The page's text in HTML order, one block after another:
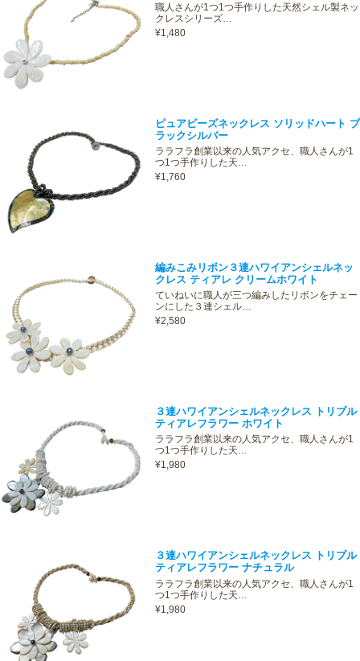
職人さんが1つ1つ手作りした天然シェル製ネッ
クレスシリーズ…
¥1,480
ピュアビーズネックレス ソリッドハート ブ
ラックシルバー
ララフラ創業以来の人気アクセ、職人さんが1
つ1つ手作りした天…
¥1,760
編みこみリボン３連ハワイアンシェルネッ
クレス ティアレ クリームホワイト
ていねいに職人が三つ編みしたリボンをチェー
ンにした３連シェル…
¥2,580
３連ハワイアンシェルネックレス トリプル
ティアレフラワー ホワイト
ララフラ創業以来の人気アクセ、職人さんが1
つ1つ手作りした天…
¥1,980
３連ハワイアンシェルネックレス トリプル
ティアレフラワー ナチュラル
ララフラ創業以来の人気アクセ、職人さんが1
つ1つ手作りした天…
¥1,980